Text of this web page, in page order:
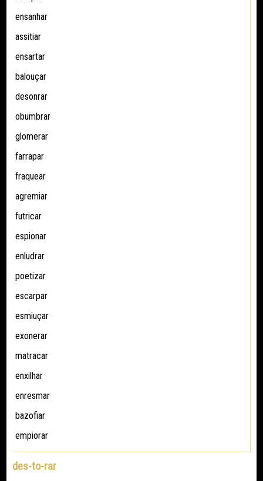
ensanhar
assitiar
ensartar
balouçar
desonrar
obumbrar
glomerar
farrapar
fraquear
agremiar
futricar
espionar
enludrar
poetizar
escarpar
esmiuçar
exonerar
matracar
enxilhar
enresmar
bazofiar
empiorar
des-to-rar